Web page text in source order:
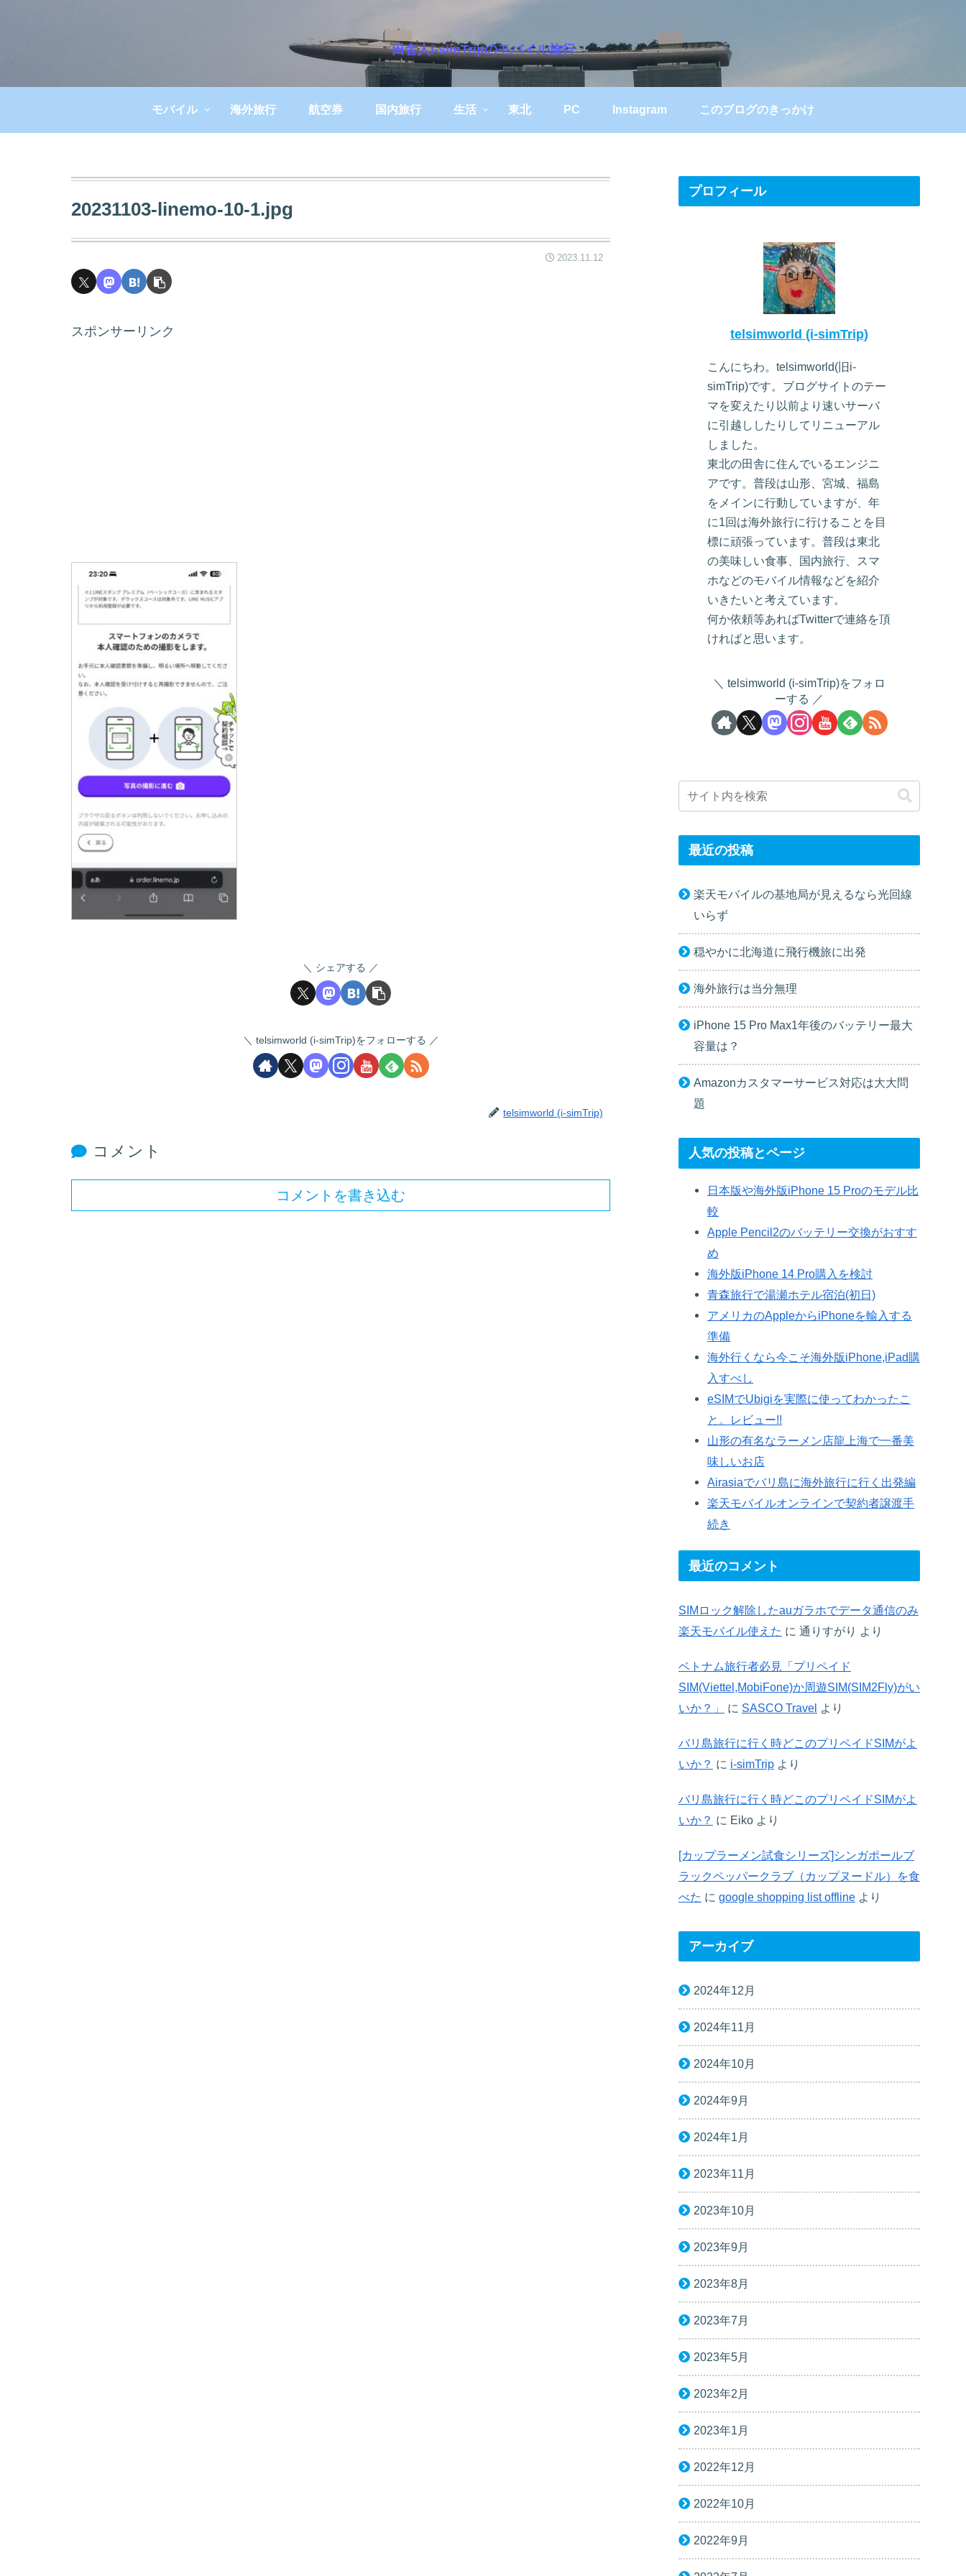
田舎人i-simTripのモバイル旅行
モバイル 海外旅行 航空券 国内旅行 生活 東北 PC Instagram このブログのきっかけ
20231103-linemo-10-1.jpg
2023.11.12
スポンサーリンク
シェアする
telsimworld (i-simTrip)をフォローする
telsimworld (i-simTrip)
コメント
コメントを書き込む
プロフィール
telsimworld (i-simTrip)
こんにちわ。telsimworld(旧i-
simTrip)です。ブログサイトのテー
マを変えたり以前より速いサーバ
に引越ししたりしてリニューアル
しました。
東北の田舎に住んでいるエンジニ
アです。普段は山形、宮城、福島
をメインに行動していますが、年
に1回は海外旅行に行けることを目
標に頑張っています。普段は東北
の美味しい食事、国内旅行、スマ
ホなどのモバイル情報などを紹介
いきたいと考えています。
何か依頼等あればTwitterで連絡を頂
ければと思います。
telsimworld (i-simTrip)をフォロ
ーする
最近の投稿
楽天モバイルの基地局が見えるなら光回線
いらず
穏やかに北海道に飛行機旅に出発
海外旅行は当分無理
iPhone 15 Pro Max1年後のバッテリー最大
容量は？
Amazonカスタマーサービス対応は大大問
題
人気の投稿とページ
日本版や海外版iPhone 15 Proのモデル比
較
Apple Pencil2のバッテリー交換がおすす
め
海外版iPhone 14 Pro購入を検討
青森旅行で湯瀬ホテル宿泊(初日)
アメリカのAppleからiPhoneを輸入する
準備
海外行くなら今こそ海外版iPhone,iPad購
入すべし
eSIMでUbigiを実際に使ってわかったこ
と。レビュー!!
山形の有名なラーメン店龍上海で一番美
味しいお店
Airasiaでバリ島に海外旅行に行く出発編
楽天モバイルオンラインで契約者譲渡手
続き
最近のコメント
SIMロック解除したauガラホでデータ通信のみ
楽天モバイル使えた に 通りすがり より
ベトナム旅行者必見「プリペイド
SIM(Viettel,MobiFone)か周遊SIM(SIM2Fly)がい
いか？」
に SASCO Travel より
バリ島旅行に行く時どこのプリペイドSIMがよ
いか？ に i-simTrip より
バリ島旅行に行く時どこのプリペイドSIMがよ
いか？ に Eiko より
[カップラーメン試食シリーズ]シンガポールブ
ラックペッパークラブ（カップヌードル）を食
べた に google shopping list offline より
アーカイブ
2024年12月
2024年11月
2024年10月
2024年9月
2024年1月
2023年11月
2023年10月
2023年9月
2023年8月
2023年7月
2023年5月
2023年2月
2023年1月
2022年12月
2022年10月
2022年9月